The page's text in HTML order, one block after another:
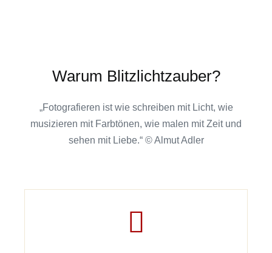
Warum Blitzlichtzauber?
„Fotografieren ist wie schreiben mit Licht, wie
musizieren mit Farbtönen, wie malen mit Zeit und
sehen mit Liebe.“ © Almut Adler